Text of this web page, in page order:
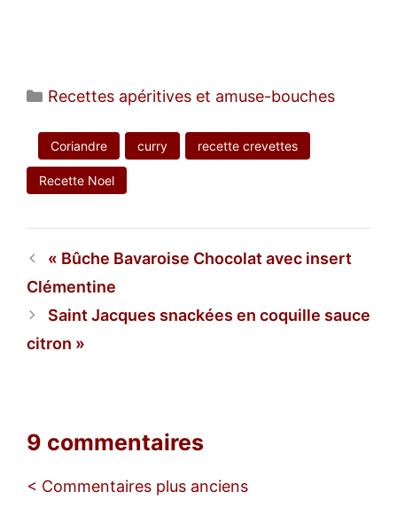
Catégories
Recettes apéritives et amuse-bouches
Coriandre curry recette crevettes
Recette Noel
Bûche Bavaroise Chocolat avec insert
Clémentine
Saint Jacques snackées en coquille sauce
citron
9 commentaires
Navigation
< Commentaires plus anciens